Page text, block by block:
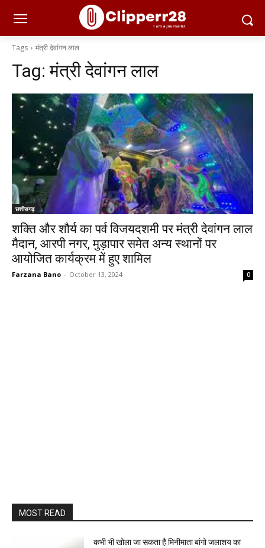
Tags मंत्री देवांगन लाल
Tag:मंत्री देवांगन लाल
छत्तीसगढ़
शक्ति और शौर्य का पर्व विजयदशमी पर मंत्री देवांगन लाल
मैदान, आरपी नगर, मुड़ापार समेत अन्य स्थानों पर
आयोजित कार्यक्रम में हुए शामिल
Farzana Bano - October 13, 2024 0
MOST READ
कभी भी खोला जा सकता है मिनीमाता बांगो जलाशय का